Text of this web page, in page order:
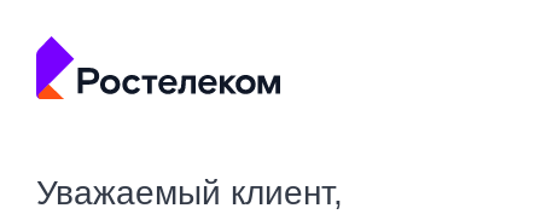
Уважаемый клиент,